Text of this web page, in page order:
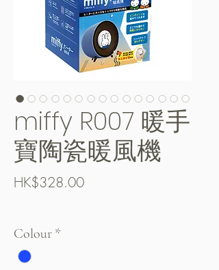
miffy R007 暖手
寶陶瓷暖風機
HK$328.00Price
Colour *